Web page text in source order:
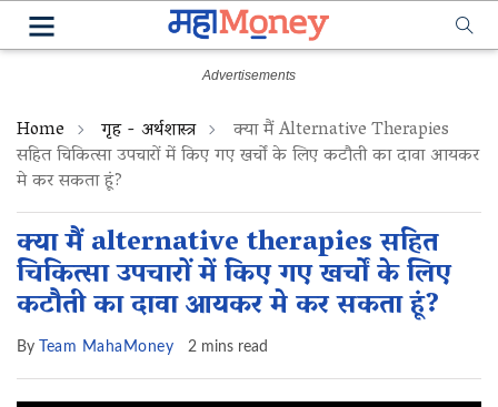
Home गृह - अर्थशास्त्र क्या मैं Alternative Therapies
सहित चिकित्सा उपचारों में किए गए खर्चों के लिए कटौती का दावा आयकर
मे कर सकता हूं?
क्या मैं alternative therapies सहित
चिकित्सा उपचारों में किए गए खर्चों के लिए
कटौती का दावा आयकर मे कर सकता हूं?
By Team MahaMoney 2 mins read